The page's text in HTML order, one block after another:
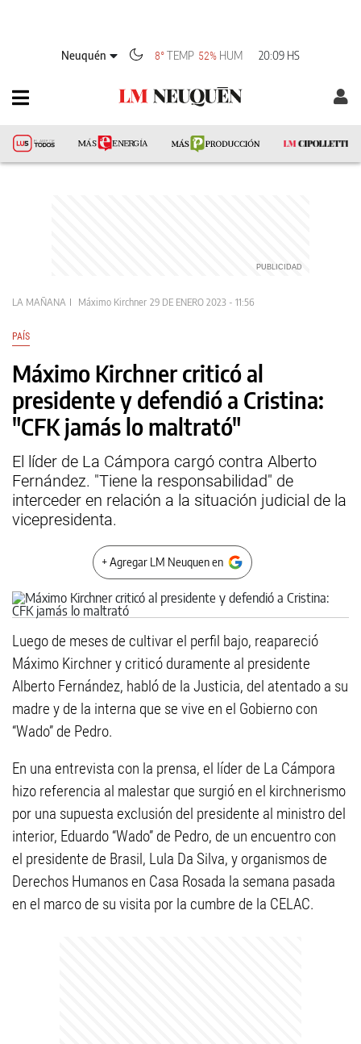
Neuquén 8° TEMP 52% HUM 20:09 HS
LA MAÑANA Máximo Kirchner 29 DE ENERO 2023 - 11:56
PAÍS
Máximo Kirchner criticó al
presidente y defendió a Cristina:
"CFK jamás lo maltrató"
El líder de La Cámpora cargó contra Alberto
Fernández. "Tiene la responsabilidad" de
interceder en relación a la situación judicial de la
vicepresidenta.
+ Agregar LM Neuquen en
Luego de meses de cultivar el perfil bajo, reapareció
Máximo Kirchner y criticó duramente al presidente
Alberto Fernández, habló de la Justicia, del atentado a su
madre y de la interna que se vive en el Gobierno con
“Wado” de Pedro.
En una entrevista con la prensa, el líder de La Cámpora
hizo referencia al malestar que surgió en el kirchnerismo
por una supuesta exclusión del presidente al ministro del
interior, Eduardo “Wado” de Pedro, de un encuentro con
el presidente de Brasil, Lula Da Silva, y organismos de
Derechos Humanos en Casa Rosada la semana pasada
en el marco de su visita por la cumbre de la CELAC.